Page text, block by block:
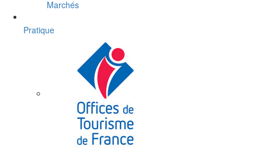
Marchés
Pratique